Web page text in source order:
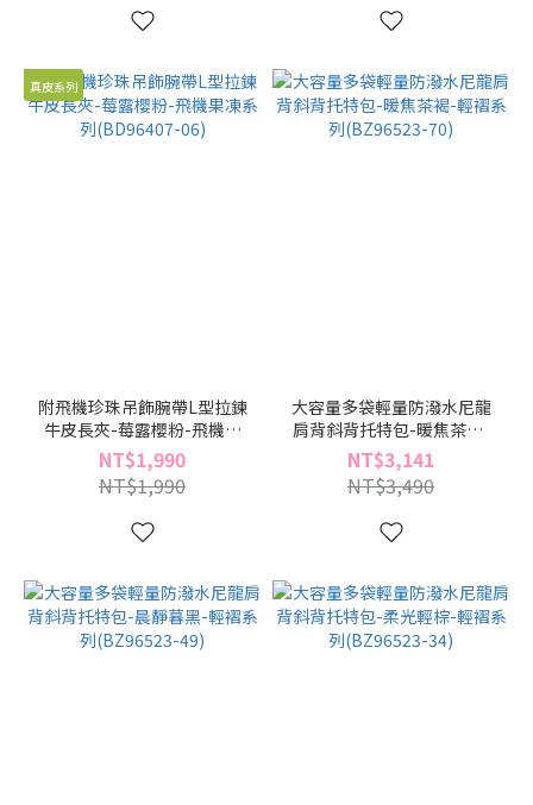
真皮系列
附飛機珍珠吊飾腕帶L型拉鍊
牛皮長夾-莓露櫻粉-飛機果
凍系列(BD96407-06)
NT$1,990
NT$1,990
大容量多袋輕量防潑水尼龍
肩背斜背托特包-暖焦茶褐-
輕褶系列(BZ96523-70)
NT$3,141
NT$3,490